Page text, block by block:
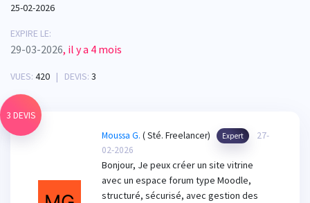
25-02-2026
EXPIRE LE:
29-03-2026, il y a 4 mois
VUES: 420 | DEVIS: 3
3 DEVIS
Moussa G. ( Sté. Freelancer) Expert
27-
02-2026
Bonjour, Je peux créer un site vitrine
avec un espace forum type Moodle,
structuré, sécurisé, avec gestion des